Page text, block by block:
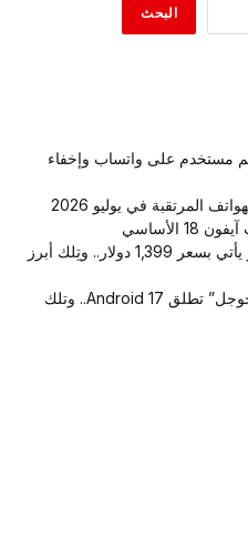
البحث
مستخدم على واتساب وإخفاء
ارتفاع في السعر| آيفون 18 برو يأتي بسعر 1,399 دولار.. وتِلك أبرز
لأجهزة Pixel| بشكل رسمي “جوجل” تطلق Android 17.. وتلك